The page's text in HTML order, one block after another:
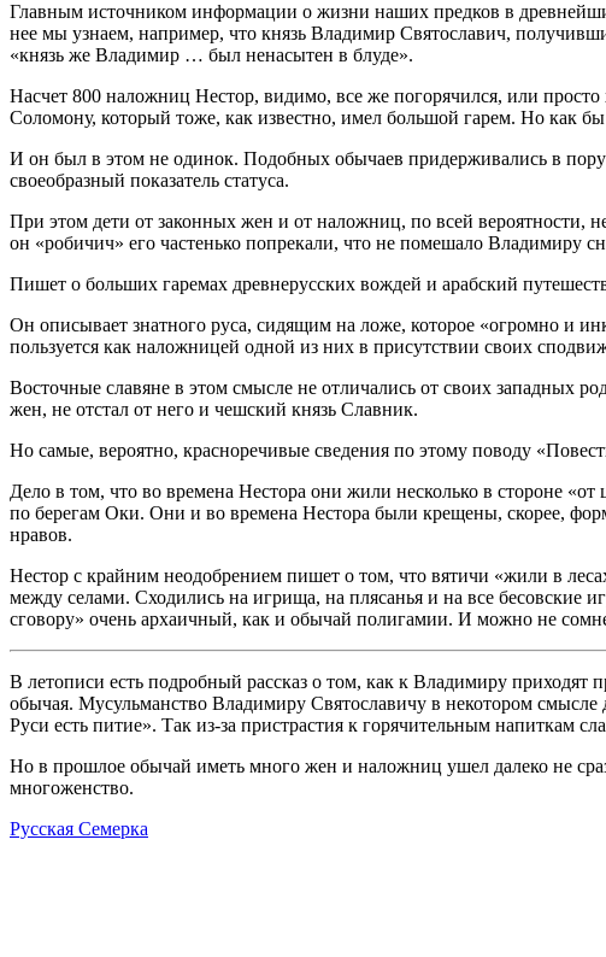
Главным источником информации о жизни наших предков в
нее мы узнаем, например, что князь Владимир Святославич,
«князь же Владимир … был ненасытен в блуде».
Насчет 800 наложниц Нестор, видимо, все же погорячился, или
Соломону, который тоже, как известно, имел большой гарем. Но как
И он был в этом не одинок. Подобных обычаев придерживались в
своеобразный показатель статуса.
При этом дети от законных жен и от наложниц, по всей
он «робичич» его частенько попрекали, что не помешало Владимиру
Пишет о больших гаремах древнерусских вождей и арабский
Он описывает знатного руса, сидящим на ложе, которое «огромно и
пользуется как наложницей одной из них в присутствии своих
Восточные славяне в этом смысле не отличались от своих западных
жен, не отстал от него и чешский князь Славник.
Но самые, вероятно, красноречивые сведения по этому поводу
Дело в том, что во времена Нестора они жили несколько в стороне
по берегам Оки. Они и во времена Нестора были крещены, скорее,
нравов.
Нестор с крайним неодобрением пишет о том, что вятичи «жили в
между селами. Сходились на игрища, на плясанья и на все
сговору» очень архаичный, как и обычай полигамии. И можно не
В летописи есть подробный рассказ о том, как к Владимиру приходят
обычая. Мусульманство Владимиру Святославичу в некотором смысле
Руси есть питие». Так из-за пристрастия к горячительным напиткам
Но в прошлое обычай иметь много жен и наложниц ушел далеко не
многоженство.
Русская Семерка